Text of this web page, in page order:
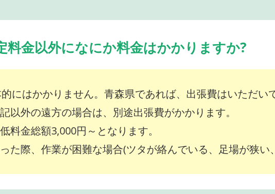
料金以外になにか料金はかかりますか?
にはかかりません。青森県であれば、出張費はいただい
以外の遠方の場合は、別途出張費がかかります。
料金総額3,000円～となります。
た際、作業が困難な場合(ツタが絡んでいる、足場が狭い